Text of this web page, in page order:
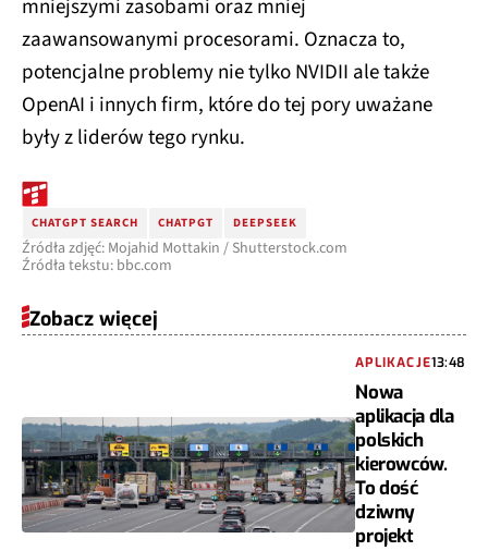
mniejszymi zasobami oraz mniej
zaawansowanymi procesorami. Oznacza to,
potencjalne problemy nie tylko NVIDII ale także
OpenAI i innych firm, które do tej pory uważane
były z liderów tego rynku.
CHATGPT SEARCH CHATPGT DEEPSEEK
Źródła zdjęć: Mojahid Mottakin / Shutterstock.com
Źródła tekstu: bbc.com
Zobacz więcej
APLIKACJE13:48
Nowa
aplikacja dla
polskich
kierowców.
To dość
dziwny
projekt